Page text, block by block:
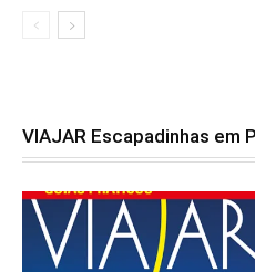
VIAJAR Escapadinhas em